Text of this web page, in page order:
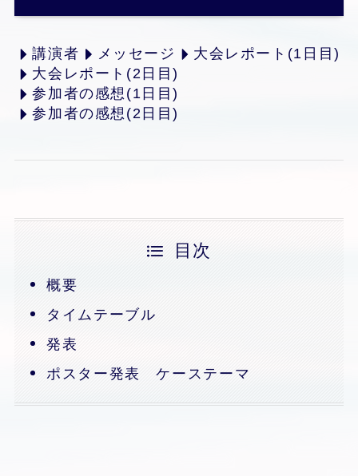
講演者 メッセージ
大会レポート(1日目)
大会レポート(2日目)
参加者の感想(1日目)
参加者の感想(2日目)
目次
概要
タイムテーブル
発表
ポスター発表 ケーステーマ